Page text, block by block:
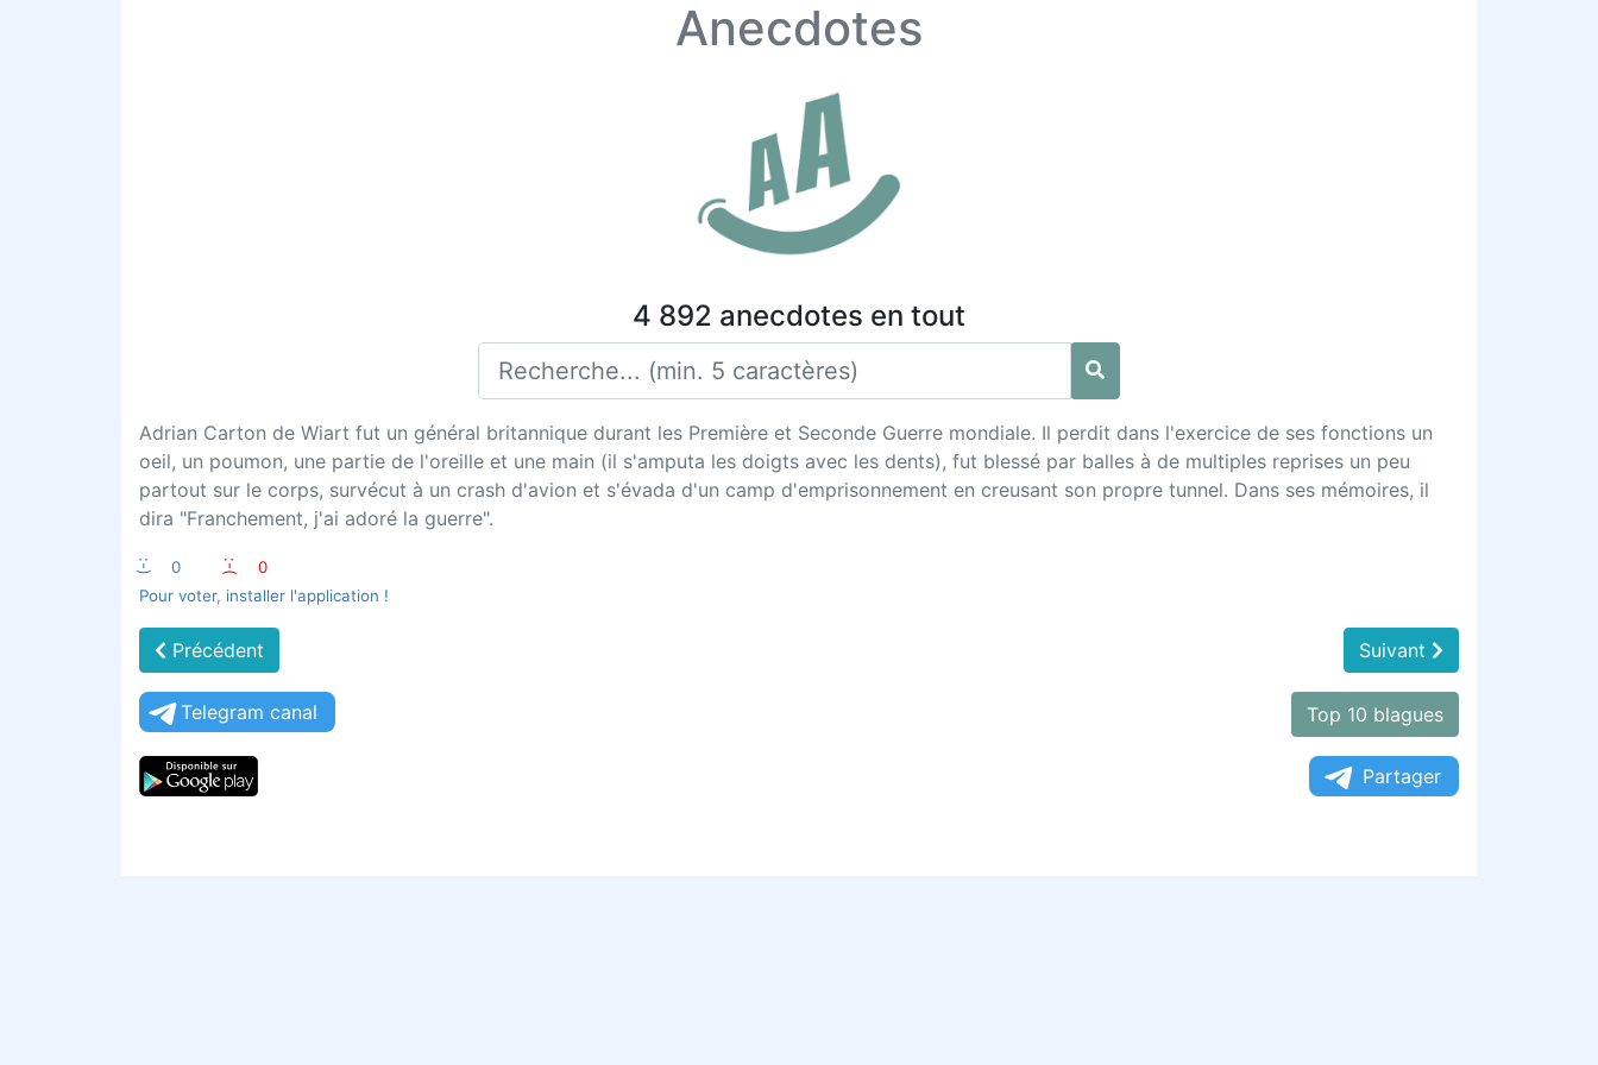
Anecdotes
4 892 anecdotes en tout
Adrian Carton de Wiart fut un général britannique durant les Première et Seconde Guerre mondiale. Il perdit dans l'exercice de ses fonctions un
oeil, un poumon, une partie de l'oreille et une main (il s'amputa les doigts avec les dents), fut blessé par balles à de multiples reprises un peu
partout sur le corps, survécut à un crash d'avion et s'évada d'un camp d'emprisonnement en creusant son propre tunnel. Dans ses mémoires, il
dira "Franchement, j'ai adoré la guerre".
:-) 0 :-(
0
Pour voter, installer l'application !
Précédent Suivant
Telegram canal Top 10 blagues
Partager